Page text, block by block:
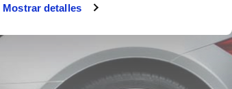
Mostrar detalles